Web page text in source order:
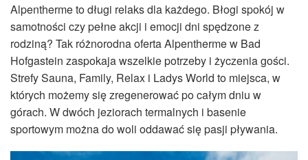
Alpentherme to długi relaks dla każdego. Błogi spokój w
samotności czy pełne akcji i emocji dni spędzone z
rodziną? Tak różnorodna oferta Alpentherme w Bad
Hofgastein zaspokaja wszelkie potrzeby i życzenia gości.
Strefy Sauna, Family, Relax i Ladys World to miejsca, w
których możemy się zregenerować po całym dniu w
górach. W dwóch jeziorach termalnych i basenie
sportowym można do woli oddawać się pasji pływania.